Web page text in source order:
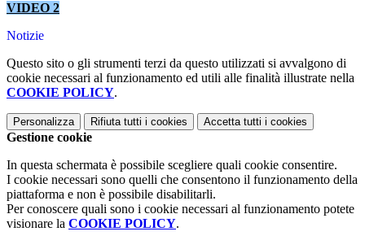
VIDEO 2
Notizie
Questo sito o gli strumenti terzi da questo utilizzati si avvalgono di
cookie necessari al funzionamento ed utili alle finalità illustrate nella
COOKIE POLICY.
Personalizza Rifiuta tutti i cookies Accetta tutti i cookies
Gestione cookie
In questa schermata è possibile scegliere quali cookie consentire.
I cookie necessari sono quelli che consentono il funzionamento della
piattaforma e non è possibile disabilitarli.
Per conoscere quali sono i cookie necessari al funzionamento potete
visionare la COOKIE POLICY.